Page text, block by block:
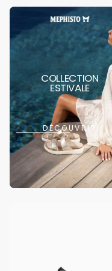
COLLECTION
ESTIVALE
DÉCOUVRIR